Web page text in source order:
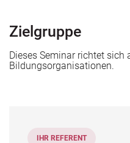
Zielgruppe
Dieses Seminar richtet sich
Bildungsorganisationen.
IHR REFERENT